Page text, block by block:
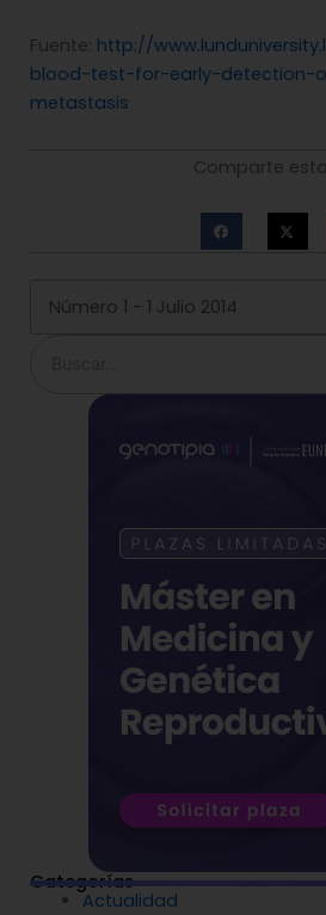
Fuente: http://
blood-test-for-early-detection-
metastasis
Comparte
Categorías
Actualidad